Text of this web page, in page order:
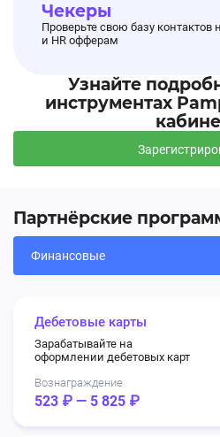
Чекеры
Проверьте свою базу
и HR офферам
Узнайте
инструментах
Партнёрские
Дебетовые карты
Зарабатывайте на
оформлении дебетовых карт
Вознаграждение
523 ₽ — 5 825 ₽